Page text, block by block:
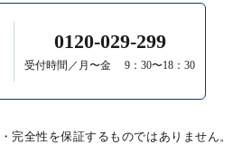
0120-029-299
受付時間／月〜金 9：30〜18：30
完全性を保証するものではありません。